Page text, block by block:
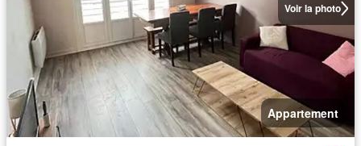
Voir la photo
Appartement